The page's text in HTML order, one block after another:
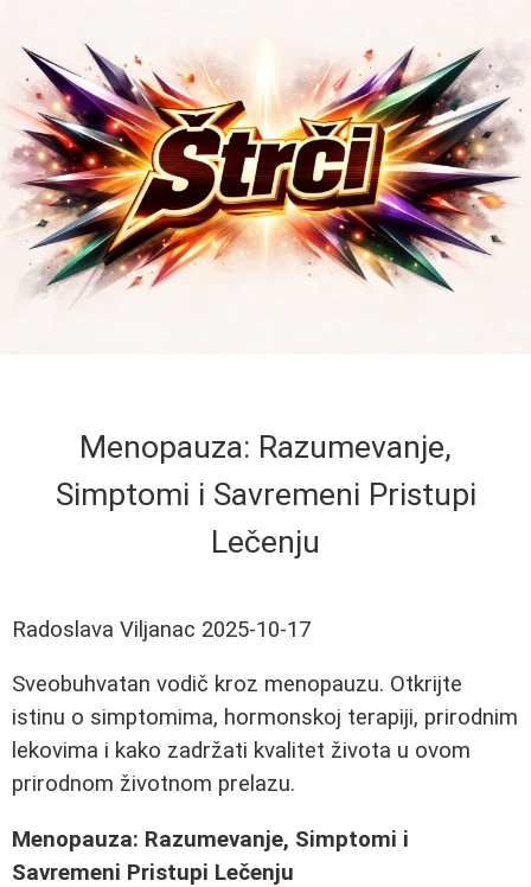
Menopauza: Razumevanje,
Simptomi i Savremeni Pristupi
Lečenju
Radoslava Viljanac 2025-10-17
Sveobuhvatan vodič kroz menopauzu. Otkrijte
istinu o simptomima, hormonskoj terapiji, prirodnim
lekovima i kako zadržati kvalitet života u ovom
prirodnom životnom prelazu.
Menopauza: Razumevanje, Simptomi i
Savremeni Pristupi Lečenju